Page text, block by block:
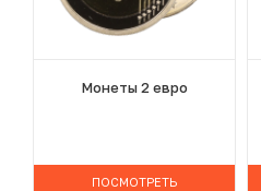
Монеты 2 евро
ПОСМОТРЕТЬ